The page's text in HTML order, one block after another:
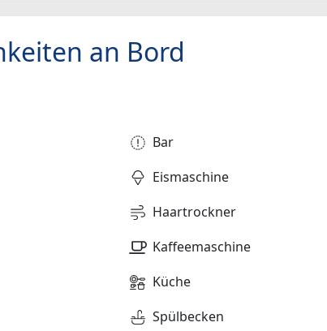
an Bord
Bar
Eismaschine
Haartrockner
Kaffeemaschine
Küche
Spülbecken